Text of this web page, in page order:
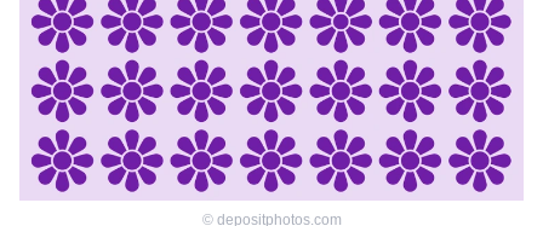
© depositphotos.com